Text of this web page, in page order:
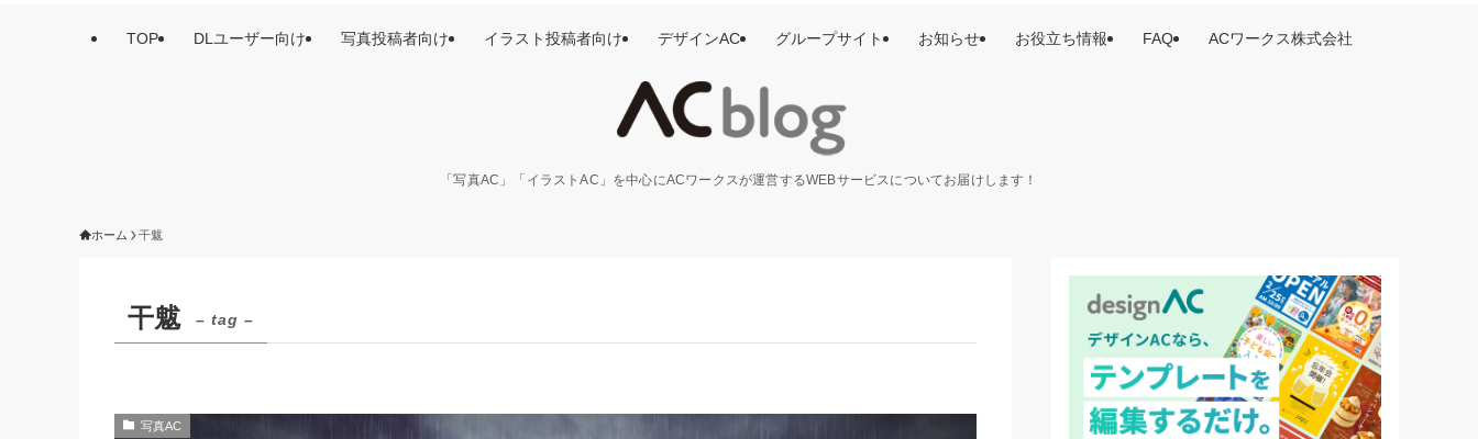
「写真AC」「イラストAC」を中心にACワークスが運営するWEBサービスについてお届けします！
TOP DLユーザー向け 写真投稿者向け イラスト投稿者向け デザインAC グループサイト お知らせ お役立ち情報 FAQ ACワークス株式会社
ホーム 干魃
干魃 – tag –
写真AC